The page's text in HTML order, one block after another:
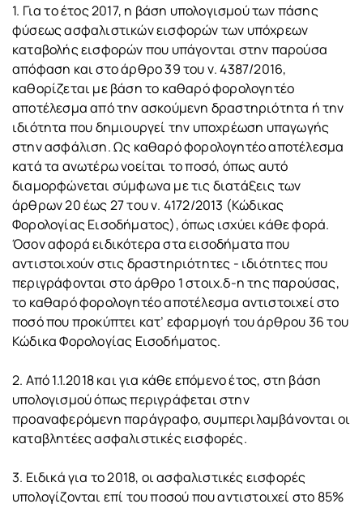
1. Για το έτος 2017, η βάση υπολογισμού των πάσης
φύσεως ασφαλιστικών εισφορών των υπόχρεων
καταβολής εισφορών που υπάγονται στην παρούσα
απόφαση και στο άρθρο 39 του ν. 4387/2016,
καθορίζεται με βάση το καθαρό φορολογητέο
αποτέλεσμα από την ασκούμενη δραστηριότητα ή την
ιδιότητα που δημιουργεί την υποχρέωση υπαγωγής
στην ασφάλιση. Ως καθαρό φορολογητέο αποτέλεσμα
κατά τα ανωτέρω νοείται το ποσό, όπως αυτό
διαμορφώνεται σύμφωνα με τις διατάξεις των
άρθρων 20 έως 27 του ν. 4172/2013 (Κώδικας
Φορολογίας Εισοδήματος), όπως ισχύει κάθε φορά.
Όσον αφορά ειδικότερα στα εισοδήματα που
αντιστοιχούν στις δραστηριότητες - ιδιότητες που
περιγράφονται στο άρθρο 1 στοιχ.δ-η της παρούσας,
το καθαρό φορολογητέο αποτέλεσμα αντιστοιχεί στο
ποσό που προκύπτει κατ’ εφαρμογή του άρθρου 36 του
Κώδικα Φορολογίας Εισοδήματος.
2. Από 1.1.2018 και για κάθε επόμενο έτος, στη βάση
υπολογισμού όπως περιγράφεται στην
προαναφερόμενη παράγραφο, συμπεριλαμβάνονται οι
καταβλητέες ασφαλιστικές εισφορές.
3. Ειδικά για το 2018, οι ασφαλιστικές εισφορές
υπολογίζονται επί του ποσού που αντιστοιχεί στο 85%